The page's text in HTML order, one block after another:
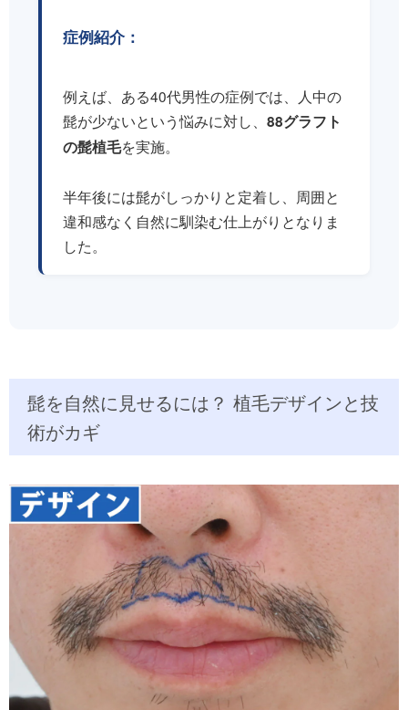
症例紹介：
例えば、ある40代男性の症例では、人中の
髭が少ないという悩みに対し、88グラフト
の髭植毛を実施。
半年後には髭がしっかりと定着し、周囲と
違和感なく自然に馴染む仕上がりとなりま
した。
髭を自然に見せるには？ 植毛デザインと技
術がカギ